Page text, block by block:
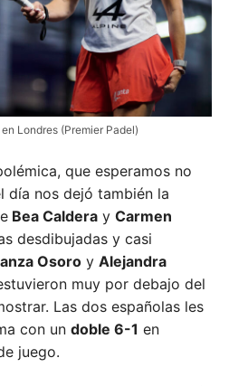
Londres (Premier Padel)
que esperamos no
día nos dejó también la
Bea Caldera y Carmen
desdibujadas y casi
Osoro y Alejandra
muy por debajo del
Las dos españolas les
con un doble 6-1 en
juego.